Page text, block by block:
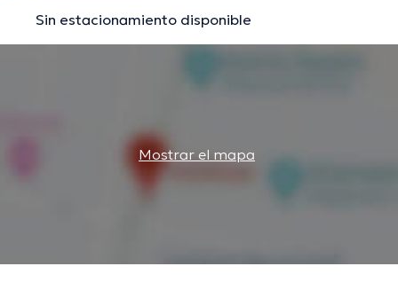
La descripción fue editada por el equipo de doctoranytime, con base en
Sin estacionamiento disponible
Mostrar el mapa